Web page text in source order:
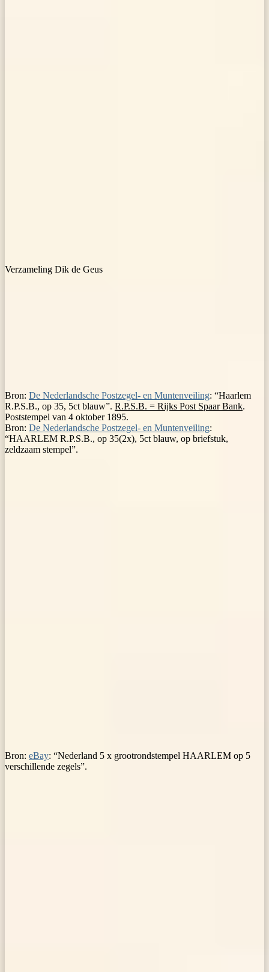
Verzameling Dik de Geus
Bron: De Nederlandsche Postzegel- en Muntenveiling: “Haarlem
R.P.S.B., op 35, 5ct blauw”. R.P.S.B. = Rijks Post Spaar Bank.
Poststempel van 4 oktober 1895.
Bron: De Nederlandsche Postzegel- en Muntenveiling:
“HAARLEM R.P.S.B., op 35(2x), 5ct blauw, op briefstuk,
zeldzaam stempel”.
Bron: eBay: “Nederland 5 x grootrondstempel HAARLEM op 5
verschillende zegels”.